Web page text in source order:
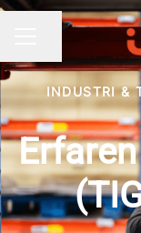
INDUSTRI &